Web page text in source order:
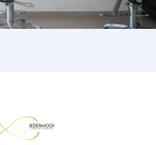
project